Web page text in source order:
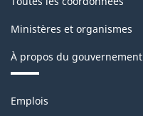
-
Structure
de
la
classification
Ministères et organismes
À propos du gouvernement
Thèmes
Emplois